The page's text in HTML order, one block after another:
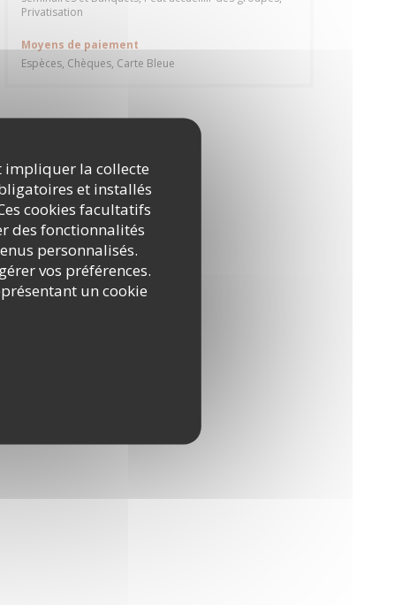
impliquer la collecte
et installés
cookies facultatifs
des fonctionnalités
personnalisés.
vos préférences.
un cookie
Privatisation
Moyens de paiement
Espèces, Chèques, Carte Bleue